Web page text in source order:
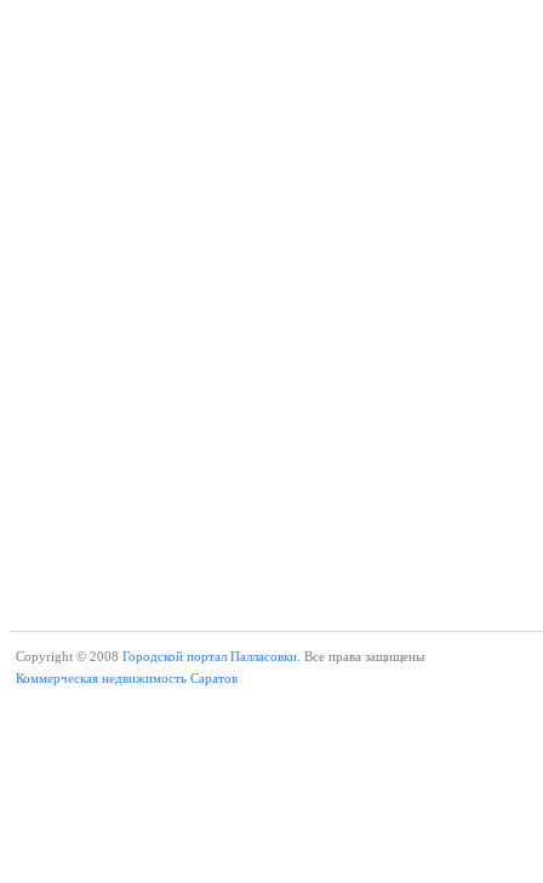
Copyright © 2008 Городской портал Палласовки. Все права защищены
Коммерческая недвижимость Саратов